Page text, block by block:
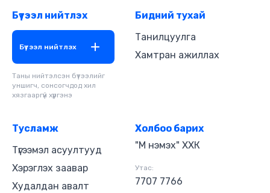
Бүтээл нийтлэх
Бүтээл нийтлэх
Таны нийтэлсэн бүтээлийг
уншигч, сонсогчдод хил
хязгааргүй хүргэнэ
Бидний тухай
Танилцуулга
Хамтран ажиллах
Тусламж
Түгээмэл асуултууд
Хэрэглэх заавар
Худалдан авалт
Холбоо барих
"М нэмэх" ХХК
Утас:
7707 7766